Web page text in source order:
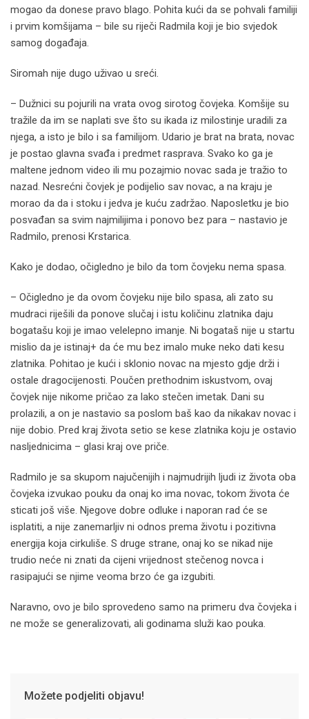
mogao da donese pravo blago. Pohita kući da se pohvali familiji
i prvim komšijama – bile su riječi Radmila koji je bio svjedok
samog događaja.
Siromah nije dugo uživao u sreći.
– Dužnici su pojurili na vrata ovog sirotog čovjeka. Komšije su
tražile da im se naplati sve što su ikada iz milostinje uradili za
njega, a isto je bilo i sa familijom. Udario je brat na brata, novac
je postao glavna svađa i predmet rasprava. Svako ko ga je
maltene jednom video ili mu pozajmio novac sada je tražio to
nazad. Nesrećni čovjek je podijelio sav novac, a na kraju je
morao da da i stoku i jedva je kuću zadržao. Naposletku je bio
posvađan sa svim najmilijima i ponovo bez para – nastavio je
Radmilo, prenosi Krstarica.
Kako je dodao, očigledno je bilo da tom čovjeku nema spasa.
– Očigledno je da ovom čovjeku nije bilo spasa, ali zato su
mudraci riješili da ponove slučaj i istu količinu zlatnika daju
bogatašu koji je imao velelepno imanje. Ni bogataš nije u startu
mislio da je istinaj+ da će mu bez imalo muke neko dati kesu
zlatnika. Pohitao je kući i sklonio novac na mjesto gdje drži i
ostale dragocijenosti. Poučen prethodnim iskustvom, ovaj
čovjek nije nikome pričao za lako stečen imetak. Dani su
prolazili, a on je nastavio sa poslom baš kao da nikakav novac i
nije dobio. Pred kraj života setio se kese zlatnika koju je ostavio
nasljednicima – glasi kraj ove priče.
Radmilo je sa skupom najučenijih i najmudrijih ljudi iz života oba
čovjeka izvukao pouku da onaj ko ima novac, tokom života će
sticati još više. Njegove dobre odluke i naporan rad će se
isplatiti, a nije zanemarljiv ni odnos prema životu i pozitivna
energija koja cirkuliše. S druge strane, onaj ko se nikad nije
trudio neće ni znati da cijeni vrijednost stečenog novca i
rasipajući se njime veoma brzo će ga izgubiti.
Naravno, ovo je bilo sprovedeno samo na primeru dva čovjeka i
ne može se generalizovati, ali godinama služi kao pouka.
Možete podjeliti objavu!